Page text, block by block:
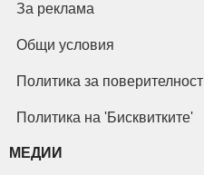
За реклама
Общи условия
Политика за поверителност
Политика на 'Бисквитките'
МЕДИИ